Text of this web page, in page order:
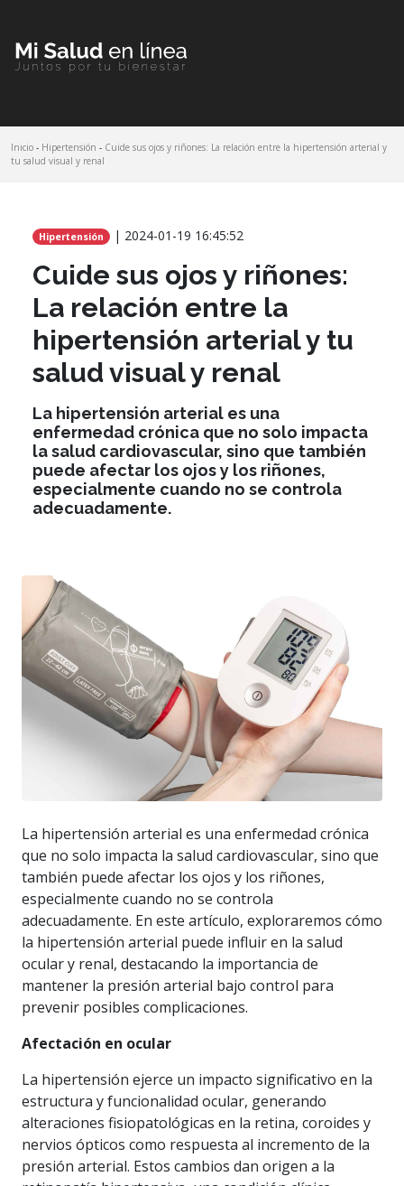
Comparte este artículo
Inicio - Hipertensión - Cuide sus ojos y riñones: La relación entre la hipertensión arterial y
tu salud visual y renal
Hipertensión | 2024-01-19 16:45:52
Cuide sus ojos y riñones:
La relación entre la
hipertensión arterial y tu
salud visual y renal
La hipertensión arterial es una
enfermedad crónica que no solo impacta
la salud cardiovascular, sino que también
puede afectar los ojos y los riñones,
especialmente cuando no se controla
adecuadamente.
La hipertensión arterial es una enfermedad crónica
que no solo impacta la salud cardiovascular, sino que
también puede afectar los ojos y los riñones,
especialmente cuando no se controla
adecuadamente. En este artículo, exploraremos cómo
la hipertensión arterial puede influir en la salud
ocular y renal, destacando la importancia de
mantener la presión arterial bajo control para
prevenir posibles complicaciones.
Afectación en ocular
La hipertensión ejerce un impacto significativo en la
estructura y funcionalidad ocular, generando
alteraciones fisiopatológicas en la retina, coroides y
nervios ópticos como respuesta al incremento de la
presión arterial. Estos cambios dan origen a la